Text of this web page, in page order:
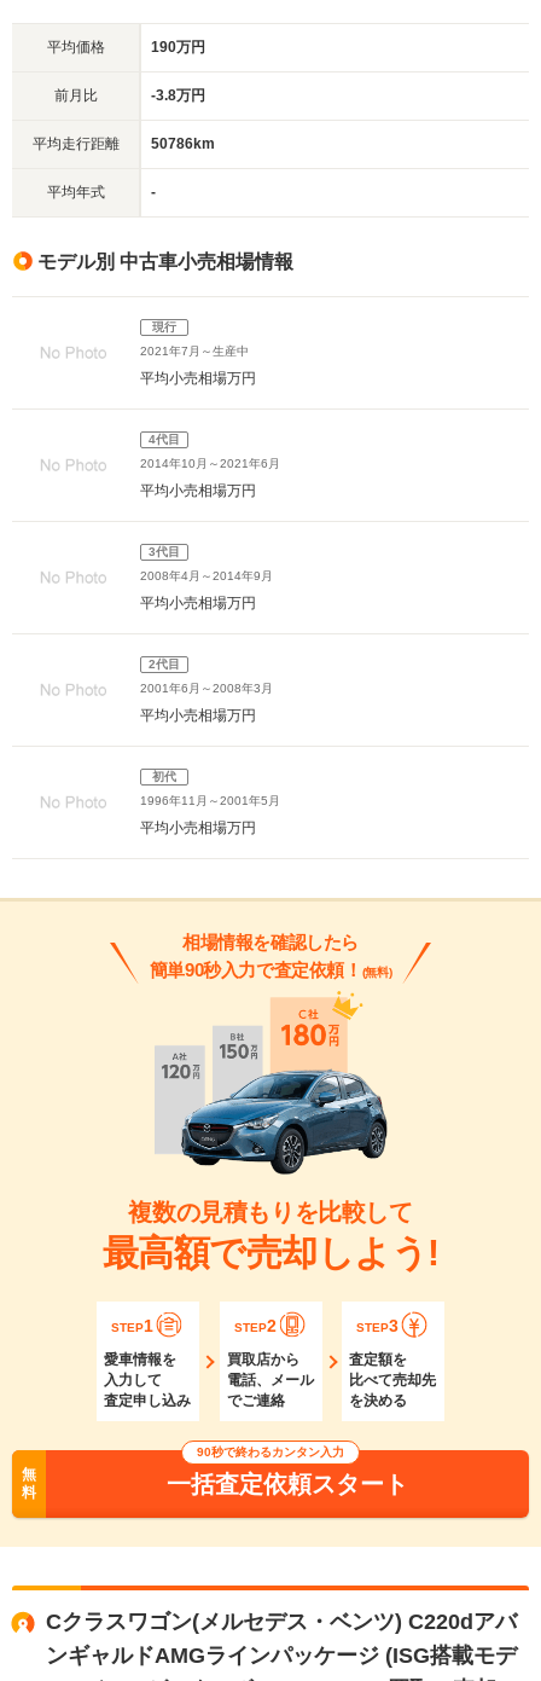
平均価格 190万円
前月比 -3.8万円
平均走行距離 50786km
平均年式 -
モデル別 中古車小売相場情報
現行
2021年7月～生産中
平均小売相場万円
4代目
2014年10月～2021年6月
平均小売相場万円
3代目
2008年4月～2014年9月
平均小売相場万円
2代目
2001年6月～2008年3月
平均小売相場万円
初代
1996年11月～2001年5月
平均小売相場万円
相場情報を確認したら
簡単90秒入力で査定依頼！ (無料)
複数の見積もりを比較して
最高額で売却しよう!
STEP1
愛車情報を
入力して
査定申し込み
STEP2
買取店から
電話、メール
でご連絡
STEP3
査定額を
比べて売却先
を決める
無
料
90秒で終わるカンタン入力
一括査定依頼スタート
Cクラスワゴン(メルセデス・ベンツ) C220dアバ
ンギャルドAMGラインパッケージ (ISG搭載モデ